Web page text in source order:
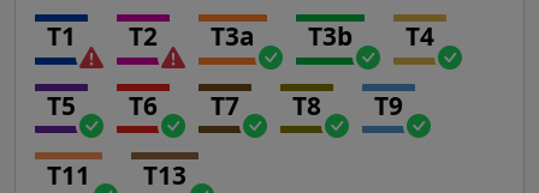
T1 T2 T3a T3b T4
T5 T6 T7 T8 T9
T11 T13